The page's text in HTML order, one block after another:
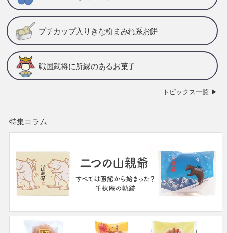
プチカップ入りきな粉まみれ系お餅
戦国武将に所縁のあるお菓子
トピックス一覧 ▶
特集コラム